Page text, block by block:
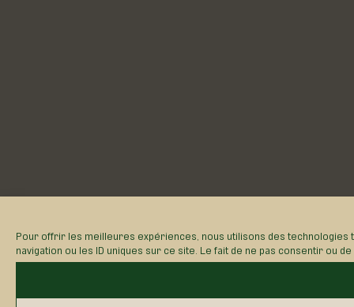
Pour offrir les meilleures expériences, nous utilisons des
navigation ou les ID uniques sur ce site. Le fait de ne pas consentir